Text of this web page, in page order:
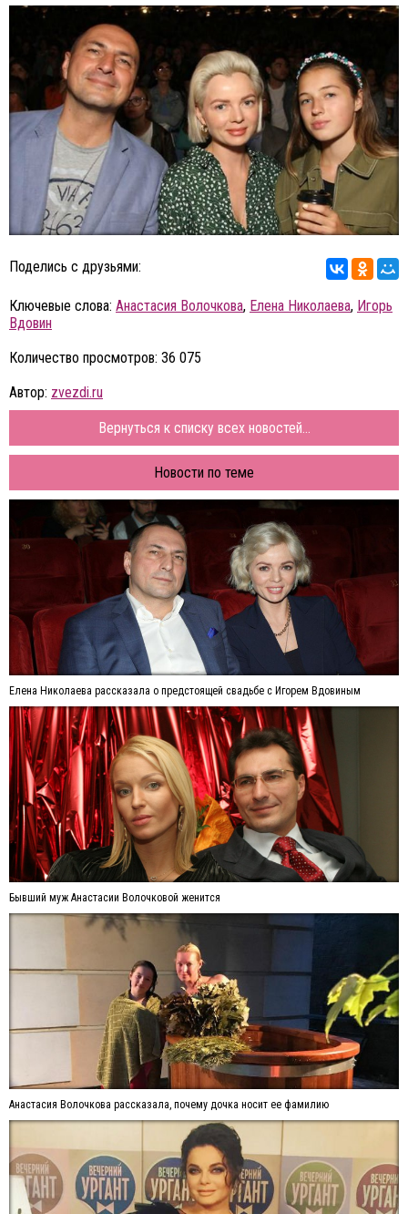
Поделись с друзьями:
Ключевые слова: Анастасия Волочкова, Елена Николаева, Игорь
Вдовин
Количество просмотров: 36 075
Автор: zvezdi.ru
Вернуться к списку всех новостей...
Новости по теме
Елена Николаева рассказала о предстоящей свадьбе с Игорем Вдовиным
Бывший муж Анастасии Волочковой женится
Анастасия Волочкова рассказала, почему дочка носит ее фамилию